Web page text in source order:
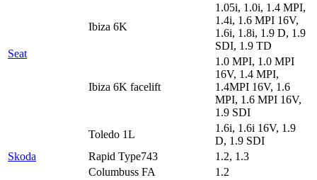
Seat
Ibiza 6K
1.05i, 1.0i, 1.4 MPI,
1.4i, 1.6 MPI 16V,
1.6i, 1.8i, 1.9 D, 1.9
SDI, 1.9 TD
Ibiza 6K facelift
1.0 MPI, 1.0 MPI
16V, 1.4 MPI,
1.4MPI 16V, 1.6
MPI, 1.6 MPI 16V,
1.9 SDI
Toledo 1L
1.6i, 1.6i 16V, 1.9
D, 1.9 SDI
Skoda
Rapid Type743 1.2, 1.3
Columbuss FA
1.2